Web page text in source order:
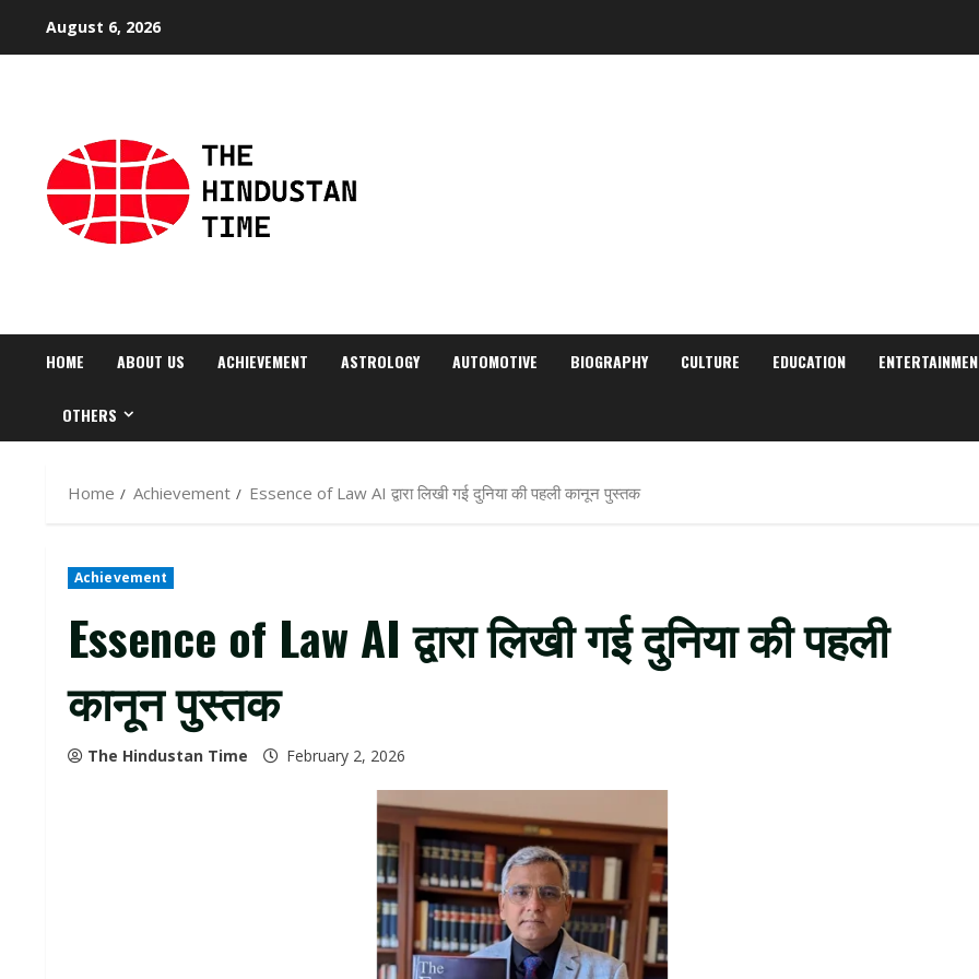
August 6, 2026
HOME ABOUT US ACHIEVEMENT ASTROLOGY AUTOMOTIVE BIOGRAPHY CULTURE EDUCATION
OTHERS
Home Achievement Essence of Law AI द्वारा लिखी गई दुनिया की पहली कानून पुस्तक
Achievement
Essence of Law AI द्वारा लिखी गई दुनिया की पहली
कानून पुस्तक
The Hindustan Time February 2, 2026